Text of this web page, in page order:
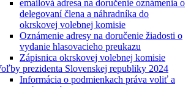
emailová adresa na doručenie oznámenia o
delegovaní člena a náhradníka do
okrskovej volebnej komisie
Oznámenie adresy na doručenie žiadosti o
vydanie hlasovacieho preukazu
Zápisnica okrskovej volebnej komisie
prezidenta Slovenskej republiky 2024
Informácia o podmienkach práva voliť a